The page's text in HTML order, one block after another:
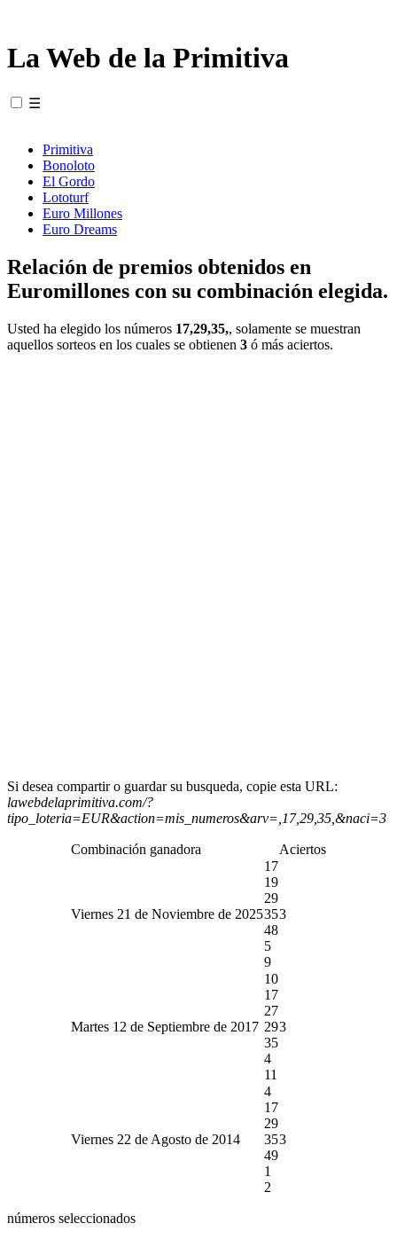
La Web de la Primitiva
☰
Primitiva
Bonoloto
El Gordo
Lototurf
Euro Millones
Euro Dreams
Relación de premios obtenidos en
Euromillones con su combinación elegida.
Usted ha elegido los números 17,29,35,, solamente se muestran
aquellos sorteos en los cuales se obtienen 3 ó más aciertos.
Si desea compartir o guardar su busqueda, copie esta URL:
lawebdelaprimitiva.com/?
tipo_loteria=EUR&action=mis_numeros&arv=,17,29,35,&naci=3
Combinación ganadora Aciertos
Viernes 21 de Noviembre de 2025
17
19
29
35
48
5
9
3
Martes 12 de Septiembre de 2017
10
17
27
29
35
4
11
3
Viernes 22 de Agosto de 2014
4
17
29
35
49
1
2
3
números seleccionados